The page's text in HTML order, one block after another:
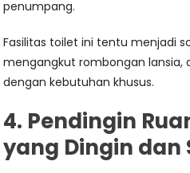
penumpang.
Fasilitas toilet ini tentu menjadi
mengangkut rombongan lansia,
dengan kebutuhan khusus.
4. Pendingin
yang Dingin dan